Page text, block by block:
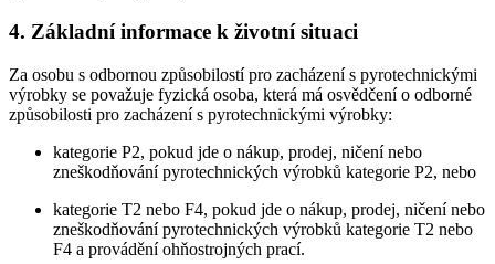
4. Základní informace k životní situaci
Za osobu s odbornou způsobilostí pro zacházení s pyrotechnickými
výrobky se považuje fyzická osoba, která má osvědčení o odborné
způsobilosti pro zacházení s pyrotechnickými výrobky:
kategorie P2, pokud jde o nákup, prodej, ničení nebo
zneškodňování pyrotechnických výrobků kategorie P2, nebo
kategorie T2 nebo F4, pokud jde o nákup, prodej, ničení nebo
zneškodňování pyrotechnických výrobků kategorie T2 nebo
F4 a provádění ohňostrojných prací.